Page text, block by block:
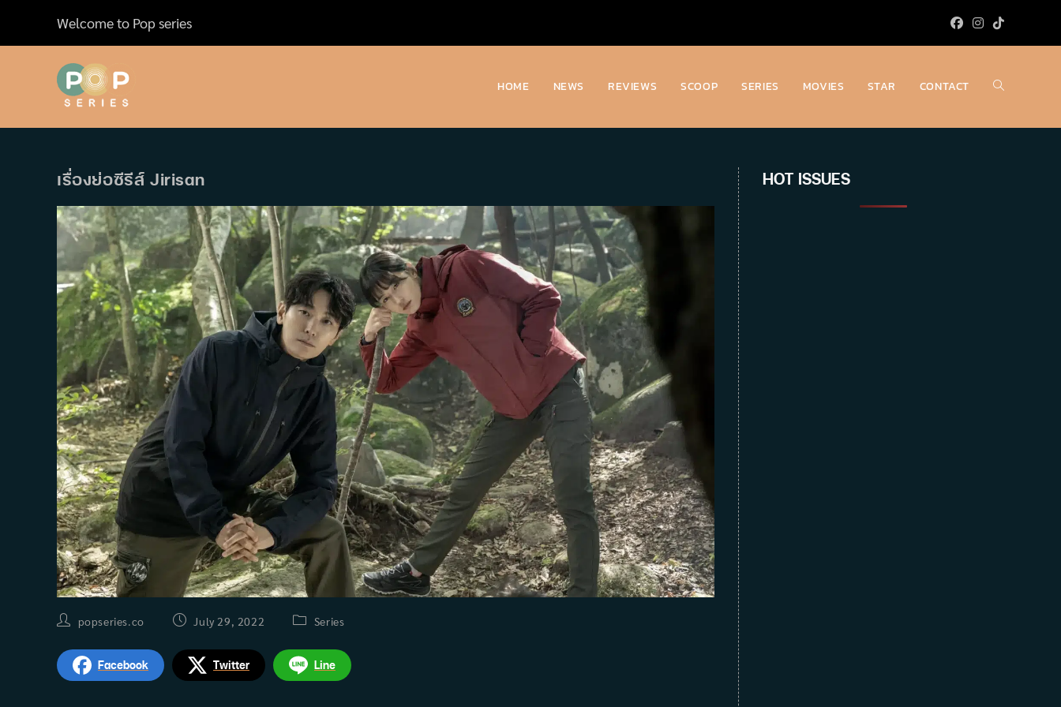
content
Welcome to Pop series
HOME NEWS REVIEWS SCOOP SERIES MOVIES STAR CONTACT Toggle
เรื่องย่อซีรีส์ Jirisan
Postpopseries.co
Post July 29, 2022
PostSeries
Facebook Twitter Line
HOT ISSUES